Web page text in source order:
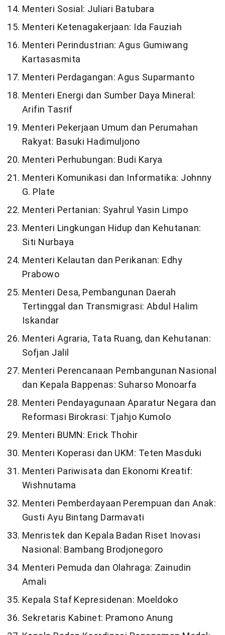
Menteri Sosial: Juliari Batubara
Menteri Ketenagakerjaan: Ida Fauziah
Menteri Perindustrian: Agus Gumiwang
Kartasasmita
Menteri Perdagangan: Agus Suparmanto
Menteri Energi dan Sumber Daya Mineral:
Arifin Tasrif
Menteri Pekerjaan Umum dan Perumahan
Rakyat: Basuki Hadimuljono
Menteri Perhubungan: Budi Karya
Menteri Komunikasi dan Informatika: Johnny
G. Plate
Menteri Pertanian: Syahrul Yasin Limpo
Menteri Lingkungan Hidup dan Kehutanan:
Siti Nurbaya
Menteri Kelautan dan Perikanan: Edhy
Prabowo
Menteri Desa, Pembangunan Daerah
Tertinggal dan Transmigrasi: Abdul Halim
Iskandar
Menteri Agraria, Tata Ruang, dan Kehutanan:
Sofjan Jalil
Menteri Perencanaan Pembangunan Nasional
dan Kepala Bappenas: Suharso Monoarfa
Menteri Pendayagunaan Aparatur Negara dan
Reformasi Birokrasi: Tjahjo Kumolo
Menteri BUMN: Erick Thohir
Menteri Koperasi dan UKM: Teten Masduki
Menteri Pariwisata dan Ekonomi Kreatif:
Wishnutama
Menteri Pemberdayaan Perempuan dan Anak:
Gusti Ayu Bintang Darmavati
Menristek dan Kepala Badan Riset Inovasi
Nasional: Bambang Brodjonegoro
Menteri Pemuda dan Olahraga: Zainudin
Amali
Kepala Staf Kepresidenan: Moeldoko
Sekretaris Kabinet: Pramono Anung